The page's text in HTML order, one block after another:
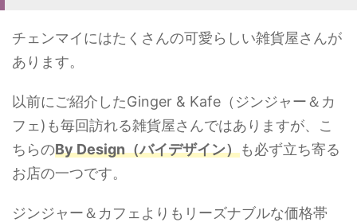
チェンマイにはたくさんの可愛らしい雑貨屋さんが
あります。
以前にご紹介したGinger & Kafe（ジンジャー＆カ
フェ)も毎回訪れる雑貨屋さんではありますが、こ
ちらのBy Design（バイデザイン）も必ず立ち寄る
お店の一つです。
ジンジャー＆カフェよりもリーズナブルな価格帯